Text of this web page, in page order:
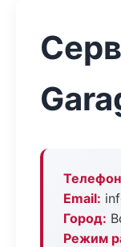
Email:
Город:
Режим